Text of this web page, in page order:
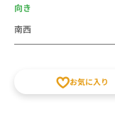
ークリー・マン
賃貸住宅とも比
の初期費用不要
向き
南西
お気に入り